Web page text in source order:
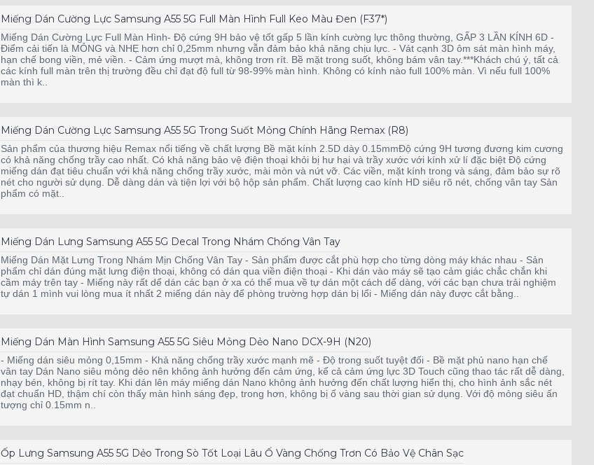
Miếng Dán Cường Lực Samsung A55 5G Full Màn Hình Full Keo Màu Đen (F37*)
Miếng Dán Cường Lực Full Màn Hình- Độ cứng 9H bảo vệ tốt gấp 5 lần kính cường lực thông thường, GẤP 3 LẦN KÍNH 6D -
Điểm cải tiến là MỎNG và NHẸ hơn chỉ 0,25mm nhưng vẫn đảm bảo khả năng chịu lực. - Vát cạnh 3D ôm sát màn hình máy,
hạn chế bong viền, mẻ viền. - Cảm ứng mượt mà, không trơn rít. Bề mặt trong suốt, không bám vân tay.***Khách chú ý, tất cả
các kính full màn trên thị trường đều chỉ đạt độ full từ 98-99% màn hình. Không có kính nào full 100% màn. Vì nếu full 100%
màn thì k..
Miếng Dán Cường Lực Samsung A55 5G Trong Suốt Mỏng Chính Hãng Remax (R8)
Sản phẩm của thương hiệu Remax nổi tiếng về chất lượng Bề mặt kính 2.5D dày 0.15mmĐộ cứng 9H tương đương kim cương
có khả năng chống trầy cao nhất. Có khả năng bảo vệ điện thoại khỏi bị hư hại và trầy xước với kính xử lí đặc biệt Độ cứng
miếng dán đạt tiêu chuẩn với khả năng chống trầy xước, mài mòn và nứt vỡ. Các viền, mặt kính trong và sáng, đảm bảo sự rõ
nét cho người sử dụng. Dễ dàng dán và tiện lợi với bộ hộp sản phẩm. Chất lượng cao kính HD siêu rõ nét, chống vân tay Sản
phẩm có mặt..
Miếng Dán Lưng Samsung A55 5G Decal Trong Nhám Chống Vân Tay
Miếng Dán Mặt Lưng Trong Nhám Mịn Chống Vân Tay - Sản phẩm được cắt phù hợp cho từng dòng máy khác nhau - Sản
phẩm chỉ dán đúng mặt lưng điện thoại, không có dán qua viền điện thoại - Khi dán vào máy sẽ tạo cảm giác chắc chắn khi
cầm máy trên tay - Miếng này rất dể dán các bạn ở xa có thể mua về tự dán một cách dể dàng, với các bạn chưa trải nghiệm
tự dán 1 mình vui lòng mua ít nhất 2 miếng dán này để phòng trường hợp dán bị lổi - Miếng dán này được cắt bằng..
Miếng Dán Màn Hình Samsung A55 5G Siêu Mỏng Dẻo Nano DCX-9H (N20)
- Miếng dán siêu mỏng 0,15mm - Khả năng chống trầy xước mạnh mẽ - Độ trong suốt tuyệt đối - Bề mặt phủ nano hạn chế
vân tay Dán Nano siêu mỏng dẻo nên không ảnh hưởng đến cảm ứng, kể cả cảm ứng lực 3D Touch cũng thao tác rất dễ dàng,
nhạy bén, không bị rít tay. Khi dán lên máy miếng dán Nano không ảnh hưởng đến chất lượng hiển thị, cho hình ảnh sắc nét
đạt chuẩn HD, thậm chí còn thấy màn hình sáng đẹp, trong hơn, không bị ố vàng sau thời gian sử dụng. Với độ mỏng siêu ấn
tượng chỉ 0.15mm n..
Ốp Lưng Samsung A55 5G Dẻo Trong Sò Tốt Loại Lâu Ố Vàng Chống Trơn Có Bảo Vệ Chân Sạc